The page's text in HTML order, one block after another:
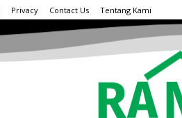
Privacy Contact Us Tentang Kami